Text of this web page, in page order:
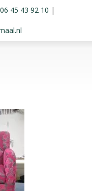
06 45 43 92 10 |